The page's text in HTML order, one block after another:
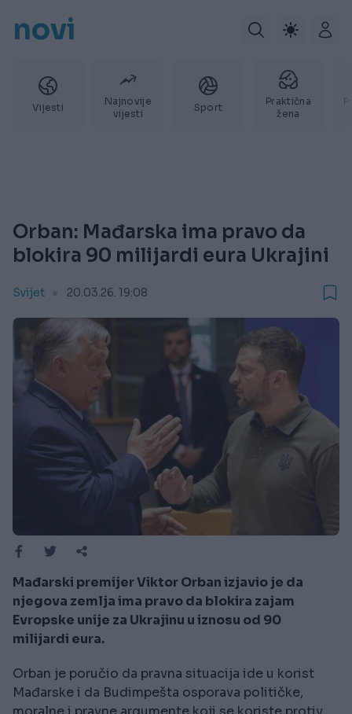
novi
Vijesti
Najnovije
vijesti
Sport
Praktična
žena
Orban: Mađarska ima pravo da
blokira 90 milijardi eura Ukrajini
Svijet 20.03.26. 19:08
Mađarski premijer Viktor Orban izjavio je da
njegova zemlja ima pravo da blokira zajam
Evropske unije za Ukrajinu u iznosu od 90
milijardi eura.
Orban je poručio da pravna situacija ide u korist
Mađarske i da Budimpešta osporava političke,